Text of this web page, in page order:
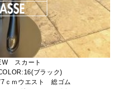
スカート
ブラック)
ｃｍウエスト 総ゴム